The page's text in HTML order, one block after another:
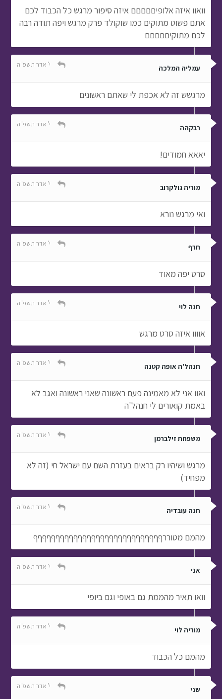
וואוו איזה אלופיםםםםם איזה סיפור מרגש כל הכבוד לכם
אתם פשוט מתוקים כמו שוקולד פרק מרגש ויפה תודה רבה
לכם מתוקיםםםםם
עמליה המלכה י' אדר תשפ"ה
מרגשש זה לא אכפת לי שאתם ראשונים
רבקהה י' אדר תשפ"ה
יאאא חמודים!
מוריה גולקרוב י' אדר תשפ"ה
ואי מרגש נורא
חרף י' אדר תשפ"ה
סרט יפה מאוד
חנה לוי י' אדר תשפ"ה
אוווו איזה סרט מרגש
חנהל'ה אופה קטנה י' אדר תשפ"ה
ואוו אני לא מאמינה פעם ראשונה שאני ראשונה ואגב לא
באמת קואורים לי חנהל'ה
משפחת זילברמן י' אדר תשפ"ה
מרגש ושיהיו רק בראים בעזרת השם עם ישראל חי (זה לא
מפחיד)
חנה עובדיה י' אדר תשפ"ה
מהמם מטוררףףףףףףףףףףףףףףףףףףףףףףףףףףףףף
אני י' אדר תשפ"ה
וואו תאיר מהממת גם באופי וגם ביופי
מוריה לוי י' אדר תשפ"ה
מהמם כל הכבוד
שני י' אדר תשפ"ה